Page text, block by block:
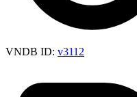
VNDB ID: v3112